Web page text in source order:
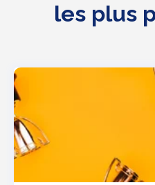
les plus